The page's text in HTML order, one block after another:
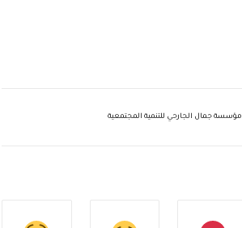
مؤسسة جمال الجارحي للتنمية المجتمعية